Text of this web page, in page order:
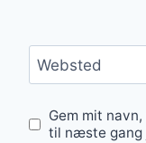
Websted
Gem mit
til næste gang